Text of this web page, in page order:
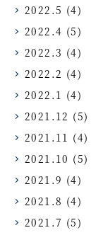
2022.5 (4)
2022.4 (5)
2022.3 (4)
2022.2 (4)
2022.1 (4)
2021.12 (5)
2021.11 (4)
2021.10 (5)
2021.9 (4)
2021.8 (4)
2021.7 (5)